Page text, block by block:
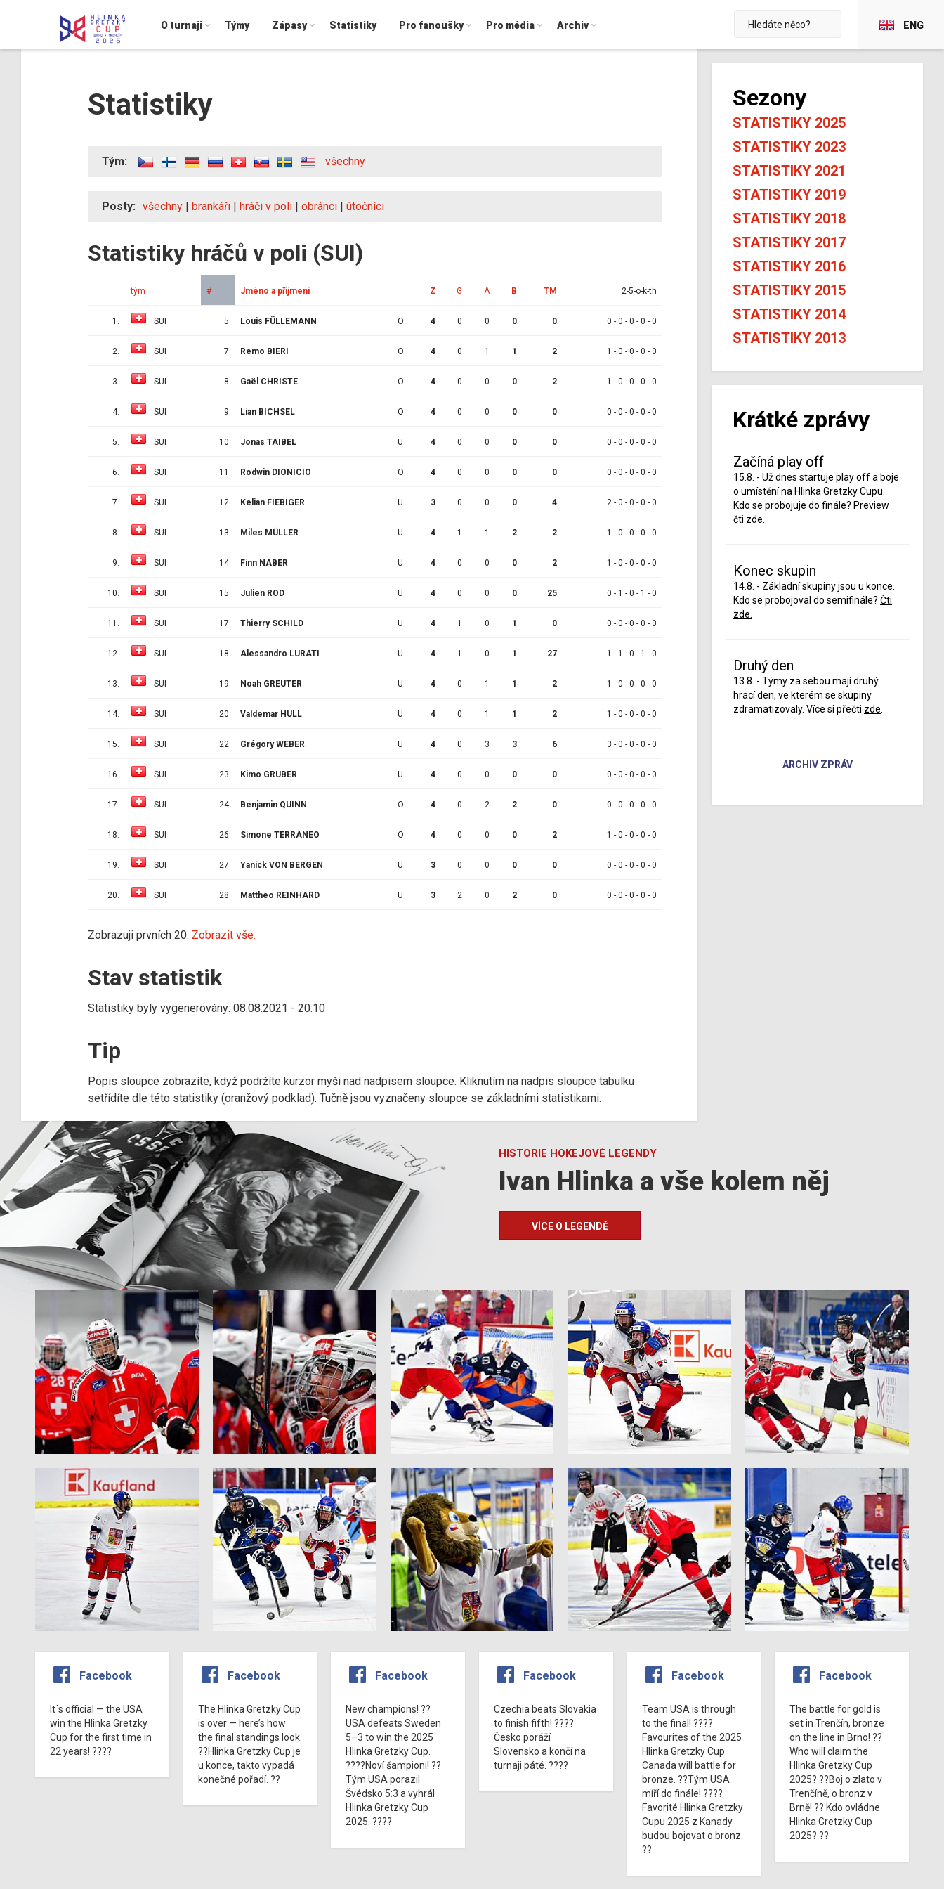
O turnaji Týmy Zápasy Statistiky Pro fanoušky Pro média Archiv ENG
Statistiky
Tým: všechny
Posty: všechny | brankáři | hráči v poli | obránci | útočníci
Statistiky hráčů v poli (SUI)
tým # Jméno a příjmení Z G A B TM 2-5-o-k-th
1. SUI 5 Louis FÜLLEMANN O 4 0 0 0 0 0 - 0 - 0 - 0 - 0
2. SUI 7 Remo BIERI O 4 0 1 1 2 1 - 0 - 0 - 0 - 0
3. SUI 8 Gaël CHRISTE O 4 0 0 0 2 1 - 0 - 0 - 0 - 0
4. SUI 9 Lian BICHSEL O 4 0 0 0 0 0 - 0 - 0 - 0 - 0
5. SUI 10 Jonas TAIBEL U 4 0 0 0 0 0 - 0 - 0 - 0 - 0
6. SUI 11 Rodwin DIONICIO O 4 0 0 0 0 0 - 0 - 0 - 0 - 0
7. SUI 12 Kelian FIEBIGER U 3 0 0 0 4 2 - 0 - 0 - 0 - 0
8. SUI 13 Miles MÜLLER U 4 1 1 2 2 1 - 0 - 0 - 0 - 0
9. SUI 14 Finn NABER U 4 0 0 0 2 1 - 0 - 0 - 0 - 0
10. SUI 15 Julien ROD U 4 0 0 0 25 0 - 1 - 0 - 1 - 0
11. SUI 17 Thierry SCHILD U 4 1 0 1 0 0 - 0 - 0 - 0 - 0
12. SUI 18 Alessandro LURATI U 4 1 0 1 27 1 - 1 - 0 - 1 - 0
13. SUI 19 Noah GREUTER U 4 0 1 1 2 1 - 0 - 0 - 0 - 0
14. SUI 20 Valdemar HULL U 4 0 1 1 2 1 - 0 - 0 - 0 - 0
15. SUI 22 Grégory WEBER U 4 0 3 3 6 3 - 0 - 0 - 0 - 0
16. SUI 23 Kimo GRUBER U 4 0 0 0 0 0 - 0 - 0 - 0 - 0
17. SUI 24 Benjamin QUINN O 4 0 2 2 0 0 - 0 - 0 - 0 - 0
18. SUI 26 Simone TERRANEO O 4 0 0 0 2 1 - 0 - 0 - 0 - 0
19. SUI 27 Yanick VON BERGEN U 3 0 0 0 0 0 - 0 - 0 - 0 - 0
20. SUI 28 Mattheo REINHARD U 3 2 0 2 0 0 - 0 - 0 - 0 - 0
Zobrazuji prvních 20. Zobrazit vše.
Stav statistik
Statistiky byly vygenerovány: 08.08.2021 - 20:10
Tip
Popis sloupce zobrazíte, když podržíte kurzor myši nad nadpisem sloupce. Kliknutím na nadpis sloupce tabulku
setřídíte dle této statistiky (oranžový podklad). Tučně jsou vyznačeny sloupce se základními statistikami.
Sezony
STATISTIKY 2025
STATISTIKY 2023
STATISTIKY 2021
STATISTIKY 2019
STATISTIKY 2018
STATISTIKY 2017
STATISTIKY 2016
STATISTIKY 2015
STATISTIKY 2014
STATISTIKY 2013
Krátké zprávy
Začíná play off
15.8. - Už dnes startuje play off a boje
o umístění na Hlinka Gretzky Cupu.
Kdo se probojuje do finále? Preview
čti zde
Konec skupin
14.8. - Základní skupiny jsou u konce.
Kdo se probojoval do semifinále? Čti
zde.
Druhý den
13.8. - Týmy za sebou mají druhý
hrací den, ve kterém se skupiny
zdramatizovaly. Více si přečti zde
ARCHIV ZPRÁV
HISTORIE HOKEJOVÉ LEGENDY
Ivan Hlinka a vše kolem něj
VÍCE O LEGENDĚ
Facebook
It´s official — the USA
win the Hlinka Gretzky
Cup for the first time in
22 years! ????
Facebook
The Hlinka Gretzky Cup
is over — here’s how
the final standings look.
??Hlinka Gretzky Cup je
u konce, takto vypadá
konečné pořadí. ??
Facebook
New champions! ??
USA defeats Sweden
5–3 to win the 2025
Hlinka Gretzky Cup.
????Noví šampioni! ??
Tým USA porazil
Švédsko 5:3 a vyhrál
Hlinka Gretzky Cup
2025. ????
Facebook
Czechia beats Slovakia
to finish fifth! ????
Česko poráží
Slovensko a končí na
turnaji páté. ????
Facebook
Team USA is through
to the final! ????
Favourites of the 2025
Hlinka Gretzky Cup
Canada will battle for
bronze. ??Tým USA
míří do finále! ????
Favorité Hlinka Gretzky
Cupu 2025 z Kanady
budou bojovat o bronz.
??
Facebook
The battle for gold is
set in Trenčín, bronze
on the line in Brno! ??
Who will claim the
Hlinka Gretzky Cup
2025? ??Boj o zlato v
Trenčíně, o bronz v
Brně! ?? Kdo ovládne
Hlinka Gretzky Cup
2025? ??